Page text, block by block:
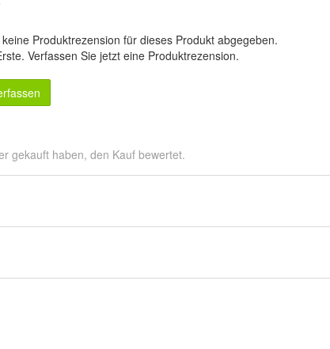
Produktrezension für dieses Produkt abgegeben.
Verfassen Sie jetzt eine Produktrezension.
gekauft haben, den Kauf bewertet.